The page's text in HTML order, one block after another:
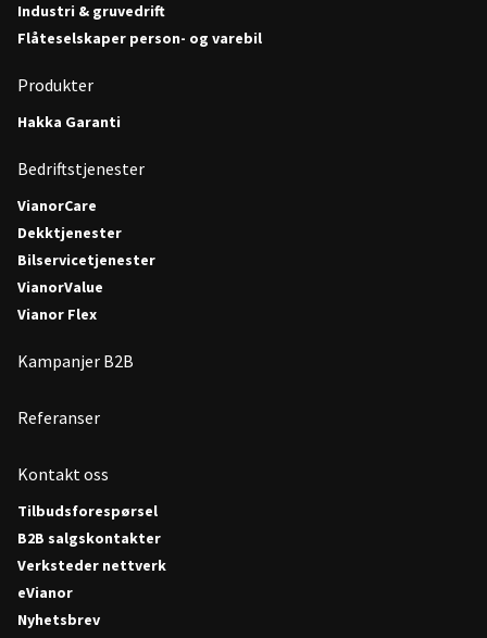
Industri & gruvedrift
Flåteselskaper person- og varebil
Produkter
Hakka Garanti
Bedriftstjenester
VianorCare
Dekktjenester
Bilservicetjenester
VianorValue
Vianor Flex
Kampanjer B2B
Referanser
Kontakt oss
Tilbudsforespørsel
B2B salgskontakter
Verksteder nettverk
eVianor
Nyhetsbrev